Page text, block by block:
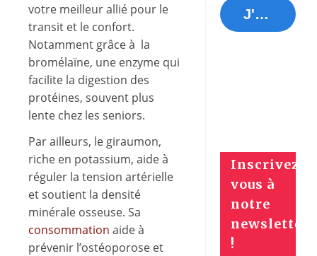
votre meilleur allié pour le
transit et le confort.
Notamment grâce à la
bromélaïne, une enzyme qui
facilite la digestion des
protéines, souvent plus
lente chez les seniors.
Par ailleurs, le giraumon,
riche en potassium, aide à
réguler la tension artérielle
et soutient la densité
minérale osseuse. Sa
consommation aide à
prévenir l’ostéoporose et
J'y réponds tout de suite !
Inscrivez-
vous à
notre
newsletter
!